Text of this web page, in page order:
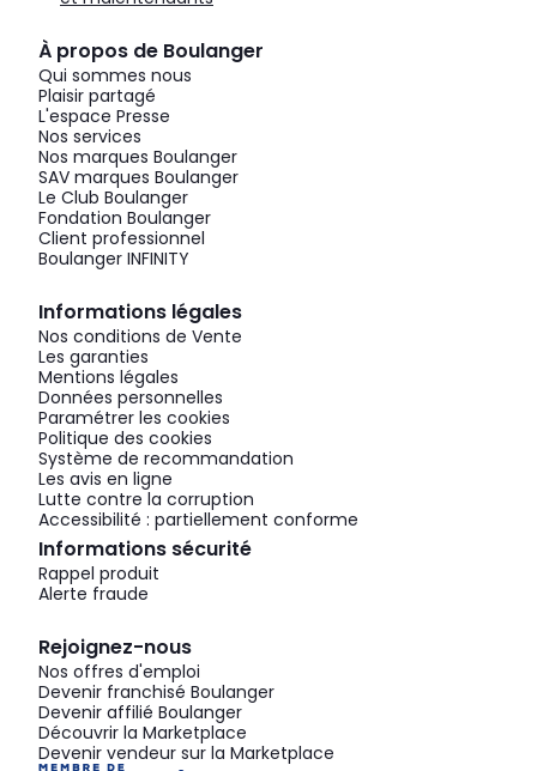
À propos de Boulanger
Qui sommes nous
Plaisir partagé
L'espace Presse
Nos services
Nos marques Boulanger
SAV marques Boulanger
Le Club Boulanger
Fondation Boulanger
Client professionnel
Boulanger INFINITY
Informations légales
Nos conditions de Vente
Les garanties
Mentions légales
Données personnelles
Paramétrer les cookies
Politique des cookies
Système de recommandation
Les avis en ligne
Lutte contre la corruption
Accessibilité : partiellement conforme
Informations sécurité
Rappel produit
Alerte fraude
Rejoignez-nous
Nos offres d'emploi
Devenir franchisé Boulanger
Devenir affilié Boulanger
Découvrir la Marketplace
Devenir vendeur sur la Marketplace